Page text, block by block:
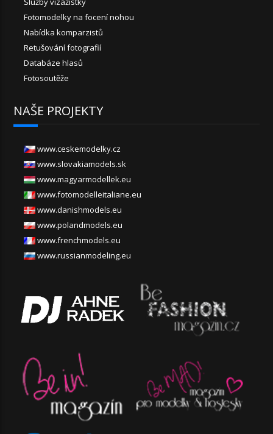
Fotomodelky na focení nohou
Nabídka komparzistů
Retušování fotografií
Databáze hlasů
Fotosoutěže
NAŠE PROJEKTY
www.ceskemodelky.cz
www.slovakiamodels.sk
www.magyarmodellek.eu
www.fotomodelleitaliane.eu
www.danishmodels.eu
www.polandmodels.eu
www.frenchmodels.eu
www.russianmodeling.eu